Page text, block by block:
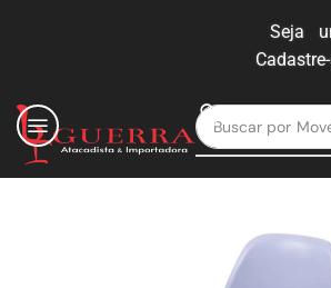
Seja
Buscar por